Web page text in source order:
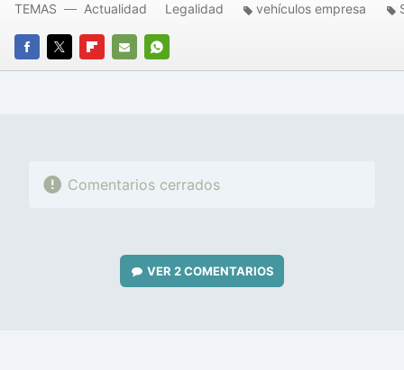
FACEBOOK
TWITTERFLIPBOARD
E-
WHATSAPP
TEMAS Actualidad Legalidad vehículos empresa
Comentarios cerrados
VER2 COMENTARIOS